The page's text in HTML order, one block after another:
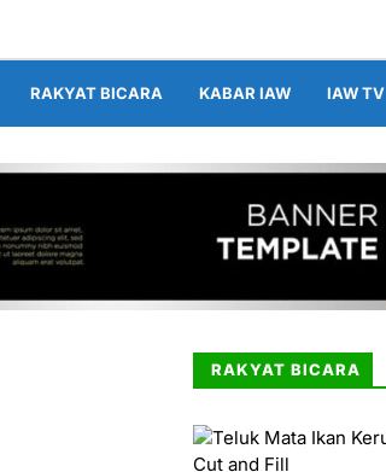
RAKYAT BICARA KABAR IAW IAW TV
RAKYAT BICARA